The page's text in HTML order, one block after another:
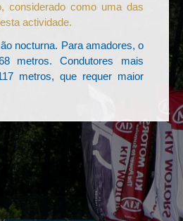
considerado como uma das
actividade.
nocturna. Para amadores, o
metros. Condutores mais
metros, que requer maior